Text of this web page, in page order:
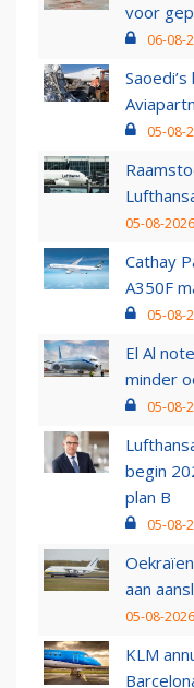
voor
06-08-
05-08-
05-08-
Cathay
A350F
05-08-
El Al
minder
05-08-
begin
plan B
05-08-
aan
05-08-
KLM